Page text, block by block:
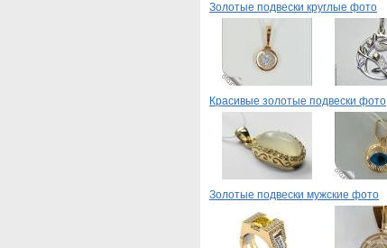
Золотые подвески круглые фото
Красивые золотые подвески фото
Золотые подвески мужские фото